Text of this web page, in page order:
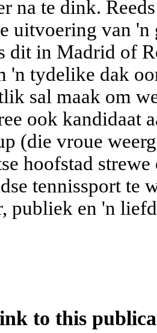
na te dink.
uitvoering van 'n
dit in Madrid of
'n tydelike dak
sal maak om
ook kandidaat
(die vroue
hoofstad strewe
tennissport te
publiek en 'n
to this